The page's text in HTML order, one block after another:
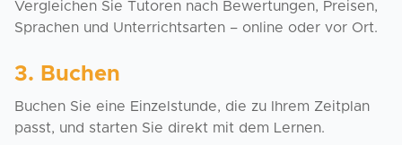
Vergleichen Sie Tutoren nach Bewertungen, Preisen,
Sprachen und Unterrichtsarten – online oder vor Ort.
3. Buchen
Buchen Sie eine Einzelstunde, die zu Ihrem Zeitplan
passt, und starten Sie direkt mit dem Lernen.